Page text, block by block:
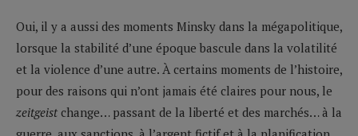
Oui, il y a aussi des moments Minsky dans la mégapolitique,
lorsque la stabilité d’une époque bascule dans la volatilité
et la violence d’une autre. À certains moments de l’histoire,
pour des raisons qui n’ont jamais été claires pour nous, le
zeitgeist change… passant de la liberté et des marchés… à la